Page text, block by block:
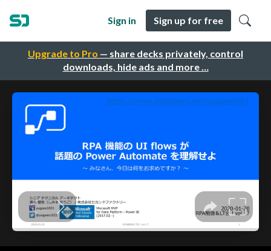
Upgrade to Pro — share decks privately, control
downloads, hide ads and more …
Sign in Sign up for free